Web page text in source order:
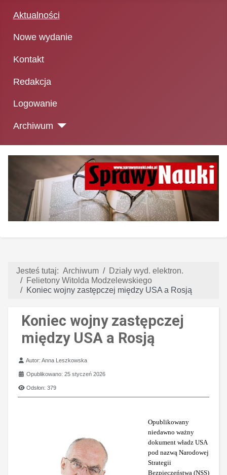
Aktualności
Nowe wydanie
Kontakt
Redakcja
Logowanie
Archiwum
Jesteś tutaj: Archiwum
Działy wyd. elektron.
Felietony Witolda Modzelewskiego
Koniec wojny zastępczej między USA a Rosją
Koniec wojny zastępczej
między USA a Rosją
Szczegóły
Autor:Anna Leszkowska
Opublikowano: 25 styczeń 2026
Odsłon: 379
Opublikowany
niedawno ważny
dokument władz USA
pod nazwą Narodowej
Strategii
Bezpieczeństwa (NSS)